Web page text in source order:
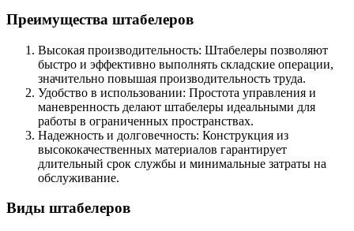
Преимущества штабелеров
Высокая производительность: Штабелеры позволяют
быстро и эффективно выполнять складские операции,
значительно повышая производительность труда.
Удобство в использовании: Простота управления и
маневренность делают штабелеры идеальными для
работы в ограниченных пространствах.
Надежность и долговечность: Конструкция из
высококачественных материалов гарантирует
длительный срок службы и минимальные затраты на
обслуживание.
Виды штабелеров